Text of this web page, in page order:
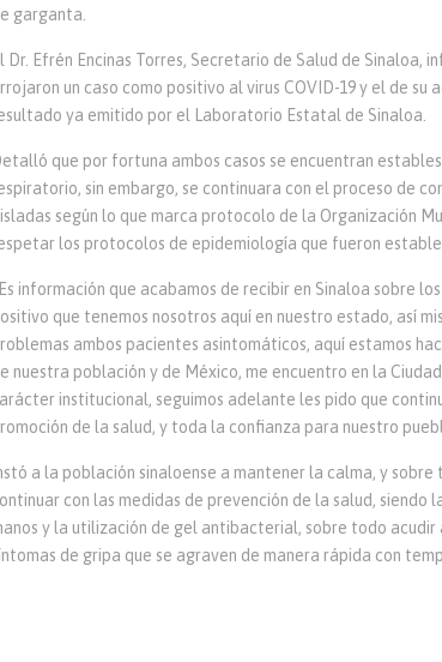
garganta.
Dr. Efrén Encinas Torres, Secretario de Salud de Sinaloa,
un caso como positivo al virus COVID-19 y el de su
ya emitido por el Laboratorio Estatal de Sinaloa.
que por fortuna ambos casos se encuentran
sin embargo, se continuara con el proceso de
según lo que marca protocolo de la Organización
los protocolos de epidemiología que fueron
información que acabamos de recibir en Sinaloa sobre
que tenemos nosotros aquí en nuestro estado, así
ambos pacientes asintomáticos, aquí estamos
nuestra población y de México, me encuentro en la
institucional, seguimos adelante les pido que
de la salud, y toda la confianza para nuestro
a la población sinaloense a mantener la calma, y
con las medidas de prevención de la salud, siendo
y la utilización de gel antibacterial, sobre todo acudir
de gripa que se agraven de manera rápida con